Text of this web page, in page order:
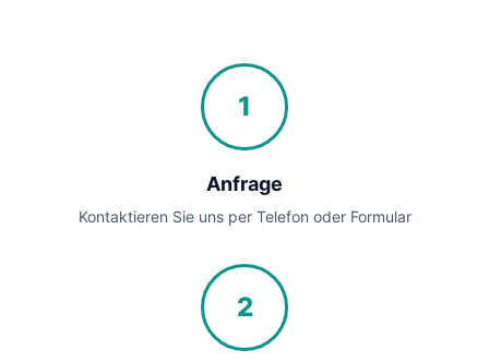
1
Anfrage
Kontaktieren Sie uns per Telefon oder Formular
2